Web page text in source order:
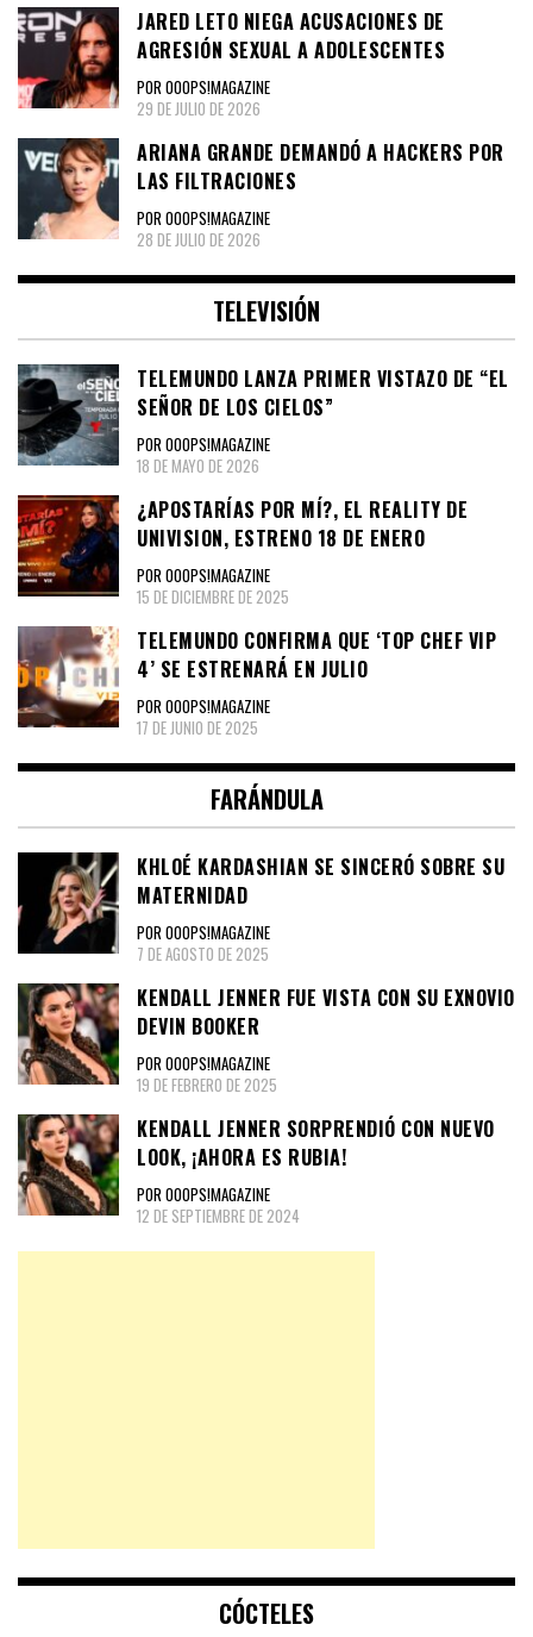
JARED LETO NIEGA ACUSACIONES DE
AGRESIÓN SEXUAL A ADOLESCENTES
POR OOOPS!MAGAZINE
29 DE JULIO DE 2026
ARIANA GRANDE DEMANDÓ A HACKERS POR
LAS FILTRACIONES
POR OOOPS!MAGAZINE
28 DE JULIO DE 2026
TELEVISIÓN
TELEMUNDO LANZA PRIMER VISTAZO DE “EL
SEÑOR DE LOS CIELOS”
POR OOOPS!MAGAZINE
18 DE MAYO DE 2026
¿APOSTARÍAS POR MÍ?, EL REALITY DE
UNIVISION, ESTRENO 18 DE ENERO
POR OOOPS!MAGAZINE
15 DE DICIEMBRE DE 2025
TELEMUNDO CONFIRMA QUE ‘TOP CHEF VIP
4’ SE ESTRENARÁ EN JULIO
POR OOOPS!MAGAZINE
17 DE JUNIO DE 2025
FARÁNDULA
KHLOÉ KARDASHIAN SE SINCERÓ SOBRE SU
MATERNIDAD
POR OOOPS!MAGAZINE
7 DE AGOSTO DE 2025
KENDALL JENNER FUE VISTA CON SU EXNOVIO
DEVIN BOOKER
POR OOOPS!MAGAZINE
19 DE FEBRERO DE 2025
KENDALL JENNER SORPRENDIÓ CON NUEVO
LOOK, ¡AHORA ES RUBIA!
POR OOOPS!MAGAZINE
12 DE SEPTIEMBRE DE 2024
CÓCTELES